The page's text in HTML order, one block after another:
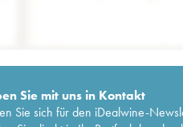
Sie mit uns in Kontakt
Sie sich für den iDealwine-